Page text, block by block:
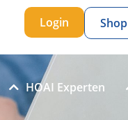
Login Shop
HOAI Experten